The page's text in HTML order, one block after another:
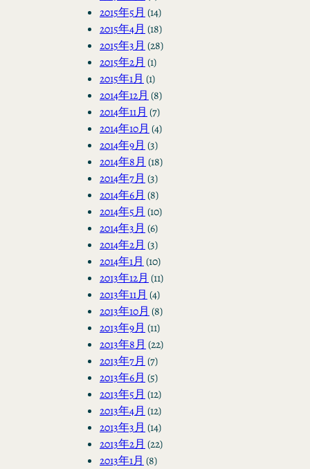
2015年5月 (14)
2015年4月 (18)
2015年3月 (28)
2015年2月 (1)
2015年1月 (1)
2014年12月 (8)
2014年11月 (7)
2014年10月 (4)
2014年9月 (3)
2014年8月 (18)
2014年7月 (3)
2014年6月 (8)
2014年5月 (10)
2014年3月 (6)
2014年2月 (3)
2014年1月 (10)
2013年12月 (11)
2013年11月 (4)
2013年10月 (8)
2013年9月 (11)
2013年8月 (22)
2013年7月 (7)
2013年6月 (5)
2013年5月 (12)
2013年4月 (12)
2013年3月 (14)
2013年2月 (22)
2013年1月 (8)